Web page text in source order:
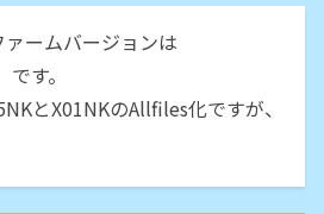
ァームバージョンは
す。
とX01NKのAllfiles化ですが、